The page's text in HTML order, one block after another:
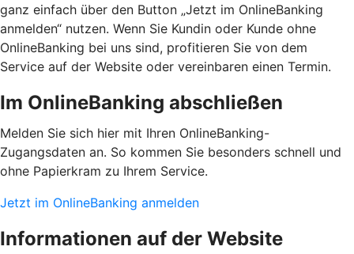
ganz einfach über den Button „Jetzt im OnlineBanking
anmelden“ nutzen. Wenn Sie Kundin oder Kunde ohne
OnlineBanking bei uns sind, profitieren Sie von dem
Service auf der Website oder vereinbaren einen Termin.
Im OnlineBanking abschließen
Melden Sie sich hier mit Ihren OnlineBanking-
Zugangsdaten an. So kommen Sie besonders schnell und
ohne Papierkram zu Ihrem Service.
Jetzt im OnlineBanking anmelden
Informationen auf der Website